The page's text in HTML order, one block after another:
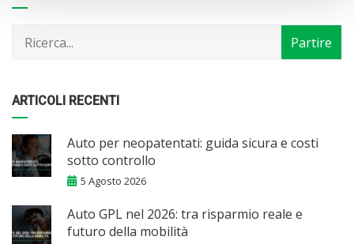
ARTICOLI RECENTI
Auto per neopatentati: guida sicura e costi
sotto controllo
5 Agosto 2026
Auto GPL nel 2026: tra risparmio reale e
futuro della mobilità
per